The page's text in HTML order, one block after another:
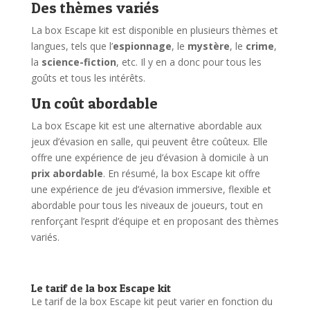
Des thèmes variés
La box Escape kit est disponible en plusieurs thèmes et
langues, tels que l’espionnage, le mystère, le crime,
la science-fiction, etc. Il y en a donc pour tous les
goûts et tous les intérêts.
Un coût abordable
La box Escape kit est une alternative abordable aux
jeux d’évasion en salle, qui peuvent être coûteux. Elle
offre une expérience de jeu d’évasion à domicile à un
prix abordable. En résumé, la box Escape kit offre
une expérience de jeu d’évasion immersive, flexible et
abordable pour tous les niveaux de joueurs, tout en
renforçant l’esprit d’équipe et en proposant des thèmes
variés.
Le tarif de la box Escape kit
Le tarif de la box Escape kit peut varier en fonction du